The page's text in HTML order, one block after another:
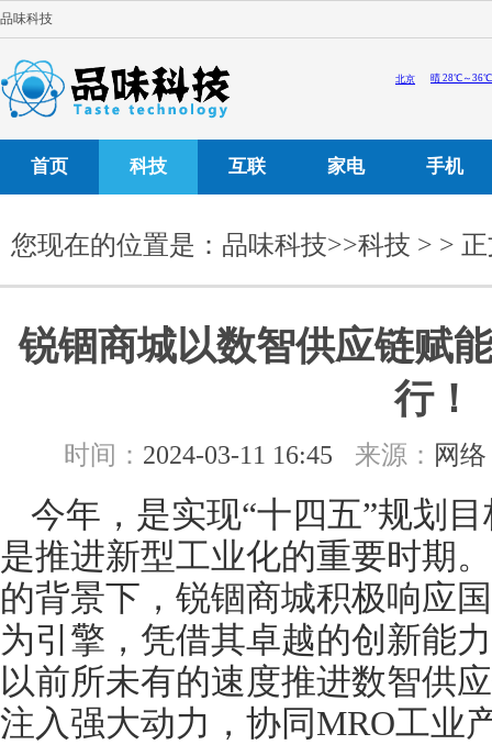
品味科技
首页 科技 互联 家电 手机
您现在的位置是： 品味科技>>科技 > >
锐锢商城以数智供应链赋
行！
时间： 2024-03-11 16:45 来源： 网络
今年，是实现“十四五”规划
是推进新型工业化的重要时期
的背景下，锐锢商城积极响应
为引擎，凭借其卓越的创新能
以前所未有的速度推进数智供
注入强大动力，协同MRO工业